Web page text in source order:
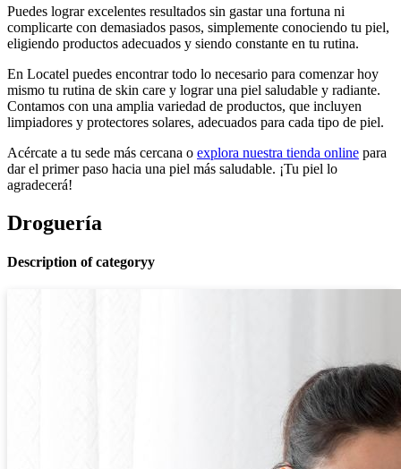
Puedes lograr excelentes resultados sin gastar una fortuna ni
complicarte con demasiados pasos, simplemente conociendo tu piel,
eligiendo productos adecuados y siendo constante en tu rutina.
En Locatel puedes encontrar todo lo necesario para comenzar hoy
mismo tu rutina de skin care y lograr una piel saludable y radiante.
Contamos con una amplia variedad de productos, que incluyen
limpiadores y protectores solares, adecuados para cada tipo de piel.
Acércate a tu sede más cercana o explora nuestra tienda online para
dar el primer paso hacia una piel más saludable. ¡Tu piel lo
agradecerá!
Droguería
Description of categoryy